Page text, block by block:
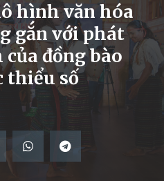
hình văn hóa
gắn với phát
đồng bào
thiểu số